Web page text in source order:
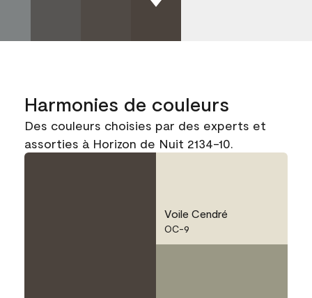
Harmonies de couleurs
Des couleurs choisies par des experts et
assorties à Horizon de Nuit 2134-10.
Voile Cendré
OC-9